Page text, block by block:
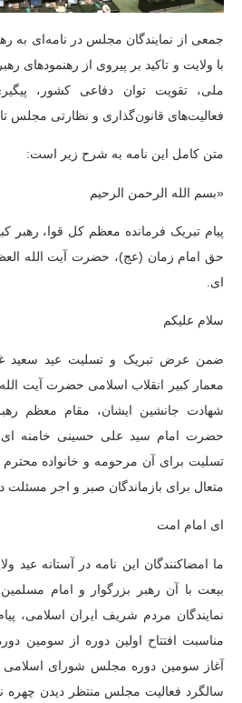
جمعی از نمایندگان مجلس در نامه‌ای به
با ولایت و تاکید بر پیروی از
ملی، تقویت توان دفاعی کشور،
فعالیت‌های قانون‌گذاری و نظارتی مجلس
متن کامل این نامه به شرح زیر است:
«بسم الله الرحمن الرحیم
پیام تبریک فرمانده معظم کل قوا، رهبر
حق امام زمان (عج)، حضرت آیت الله
ای.
سلام علیکم
ضمن عرض تبریک و تسلیت عید سعید
معمار کبیر انقلاب اسلامی حضرت آیت
شهادت جانشین ایشان، مقام معظم
حضرت امام سید علی حسینی خامنه ای
تسلیت برای آن مرحومه و خانواده محترم
متعال برای بازماندگان صبر و اجر مسئلت
ای امام امت
ما امضاکنندگان این نامه در آستانه عید
بیعت با آن رهبر بزرگوار و امام
نمایندگان مردم شریف ایران اسلامی،
مناسبت افتتاح اولین دوره از سومین
آغاز سومین دوره مجلس شورای اسلامی
سالگرد فعالیت مجلس منتظر دیدن چهره